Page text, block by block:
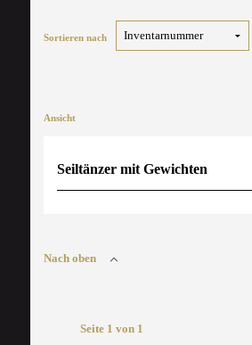
Sortieren nach
Ansicht
Seiltänzer mit Gewichten
Nach oben
Seite 1 von 1